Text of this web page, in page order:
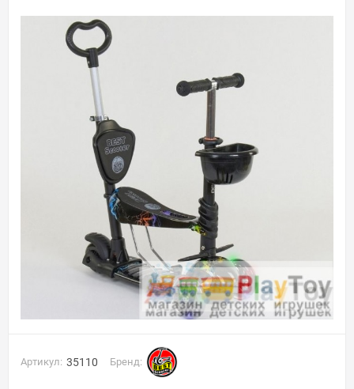
Артикул: 35110 Бренд: